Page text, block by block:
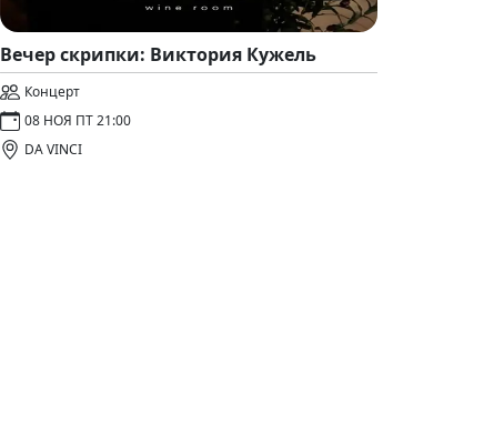
Вечер скрипки: Виктория Кужель
Концерт
08 НОЯ ПТ 21:00
DA VINCI